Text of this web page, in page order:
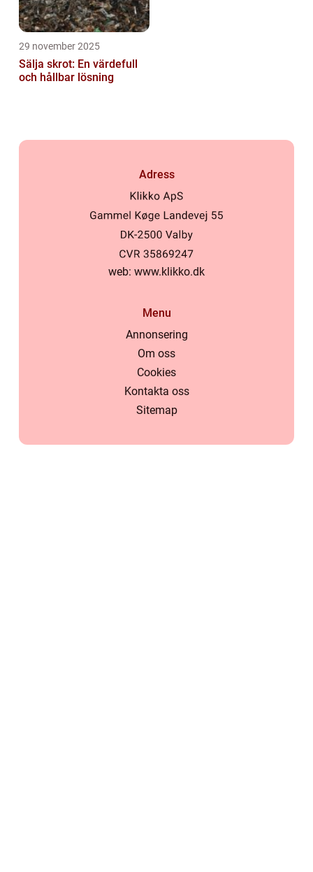
29 november 2025
Sälja skrot: En värdefull
och hållbar lösning
Adress
web: www.klikko.dk
Menu
Annonsering
Om oss
Cookies
Kontakta oss
Sitemap